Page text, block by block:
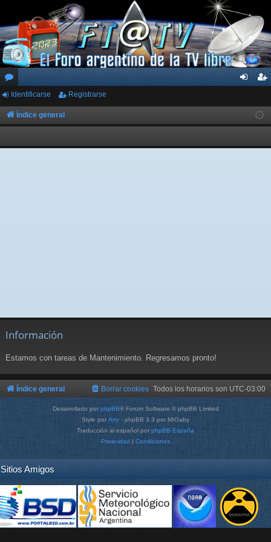
or
os
ar
ist
rs
Identificarse Registrarse
Índice general
Información
Estamos con tareas de Mantenimiento. Regresamos pronto!
Índice general Todos los horarios son UTC-03:00
Borrar cookies
Desarrollado por phpBB® Forum Software © phpBB Limited
Style por Arty - phpBB 3.3 por MrGaby
Traducción al español por phpBB España
Privacidad | Condiciones
Sitios Amigos